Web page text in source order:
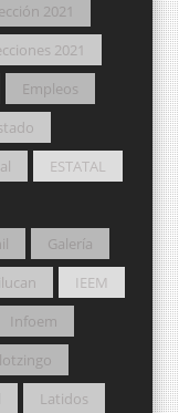
2021
2021
Empleos
ESTATAL
Galería
IEEM
Infoem
Latidos